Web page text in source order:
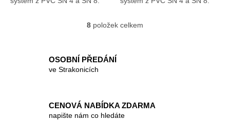
O
á
p
r
8 položek celkem
OSOBNÍ PŘEDÁNÍ
ve Strakonicích
CENOVÁ NABÍDKA ZDARMA
napište nám co hledáte